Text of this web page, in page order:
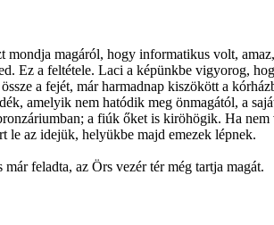
magáról, hogy informatikus volt,
Ez a feltétele. Laci a képünkbe vigyorog,
a fejét, már harmadnap kiszökött a
amelyik nem hatódik meg önmagától, a
a fiúk őket is kiröhögik. Ha
le az idejük, helyükbe majd emezek lépnek.
feladta, az Örs vezér tér még tartja magát.